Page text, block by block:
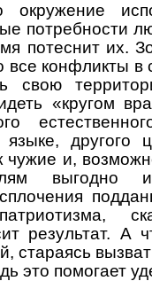
окружение
потребности
потеснит их.
все конфликты в
свою
«кругом
другого
и,
выгодно
результат.
стараясь
это помогает